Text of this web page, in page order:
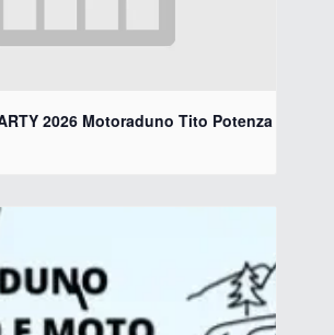
2026 Motoraduno Tito Potenza